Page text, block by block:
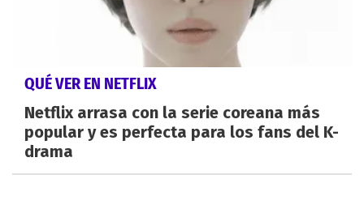
QUÉ VER EN NETFLIX
Netflix arrasa con la serie coreana más
popular y es perfecta para los fans del K-
drama